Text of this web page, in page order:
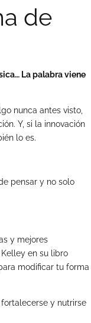
de
La palabra viene
nunca antes visto,
Y, si la innovación
lo es.
pensar y no solo
y mejores
en su libro
modificar tu forma
y nutrirse